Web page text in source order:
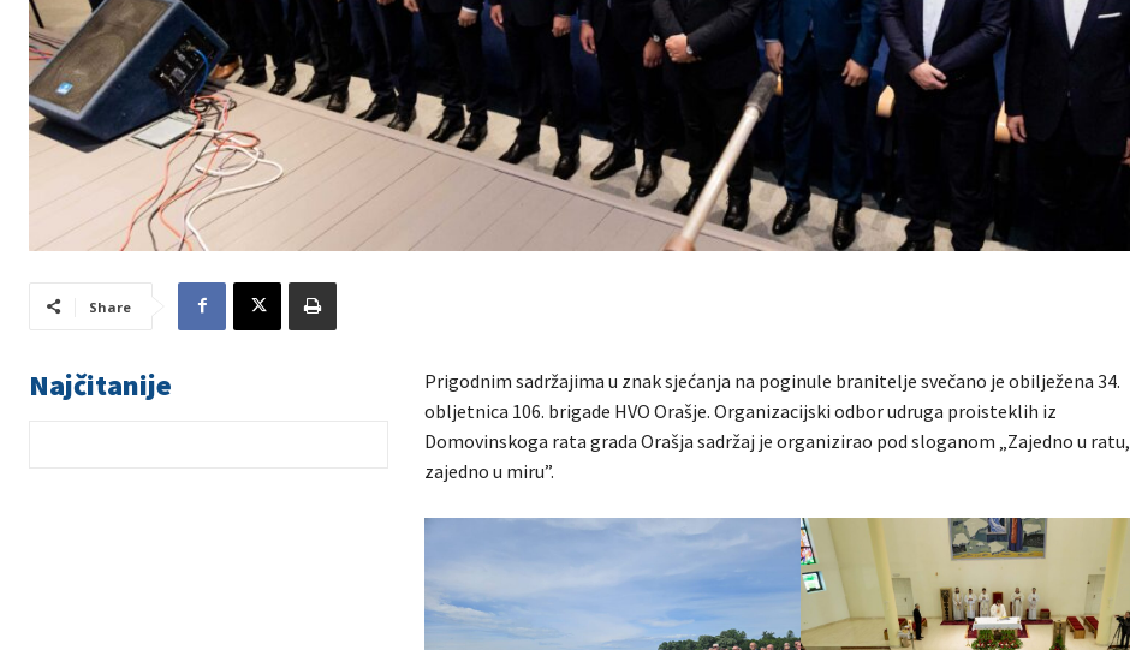
Share
Najčitanije
Prigodnim sadržajima u znak sjećanja na poginule branitelje svečano je obilježena 34.
obljetnica 106. brigade HVO Orašje. Organizacijski odbor udruga proisteklih iz
Domovinskoga rata grada Orašja sadržaj je organizirao pod sloganom „Zajedno u ratu,
zajedno u miru”.